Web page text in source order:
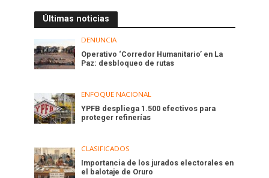
Últimas noticias
DENUNCIA
Operativo ‘Corredor Humanitario’ en La
Paz: desbloqueo de rutas
ENFOQUE NACIONAL
YPFB despliega 1.500 efectivos para
proteger refinerías
CLASIFICADOS
Importancia de los jurados electorales en
el balotaje de Oruro